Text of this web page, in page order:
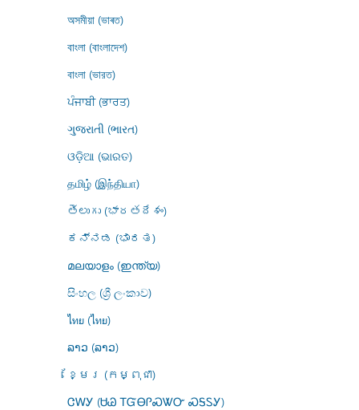
অসমীয়া (ভাৰত)
বাংলা (বাংলাদেশ)
বাংলা (ভারত)
ਪੰਜਾਬੀ (ਭਾਰਤ)
ગુજરાતી (ભારત)
ଓଡ଼ିଆ (ଭାରତ)
தமிழ் (இந்தியா)
తెలుగు (భారతదేశం)
ಕನ್ನಡ (ಭಾರತ)
മലയാളം (ഇന്ത്യ)
සිංහල (ශ්‍රී ලංකාව)
ไทย (ไทย)
ລາວ (ລາວ)
ខ្មែរ (កម្ពុជា)
ᏣᎳᎩ (ᏌᏊ ᎢᏳᎾᎵᏍᏔᏅ ᏍᎦᏚᎩ)